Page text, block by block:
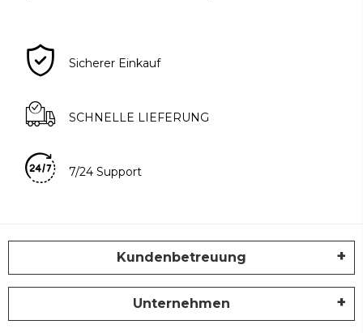
Sicherer Einkauf
SCHNELLE LIEFERUNG
7/24 Support
Kundenbetreuung
Unternehmen